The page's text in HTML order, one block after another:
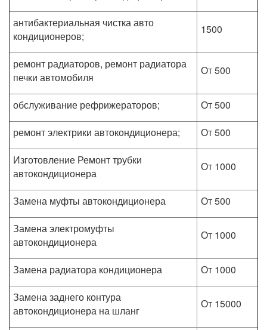
антибактериальная чистка авто
кондиционеров;
1500
ремонт радиаторов, ремонт радиатора
печки автомобиля
От 500
обслуживание рефрижераторов;
От 500
ремонт электрики автокондиционера;
От 500
Изготовление Ремонт трубки
автокондиционера
От 1000
Замена муфты автокондиционера
От 500
Замена электромуфты
автокондиционера
От 1000
Замена радиатора кондиционера
От 1000
Замена заднего контура
автокондиционера на шланг
От 15000